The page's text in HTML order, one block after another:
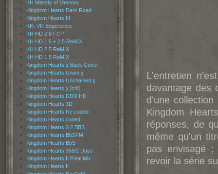
KH Melody of Memory
Kingdom Hearts Dark Road
Kingdom Hearts III
KH: VR Experience
KH HD 2.8 FCP
KH HD 1.5 + 2.5 ReMIX
KH HD 2.5 ReMIX
KH HD 1.5 ReMIX
Kingdom Hearts χ Back Cover
Kingdom Hearts Union χ
Kingdom Hearts Unchained χ
Kingdom Hearts χ [chi]
Kingdom Hearts DDD HD
Kingdom Hearts 3D
Kingdom Hearts Re:coded
Kingdom Hearts coded
Kingdom Hearts 0.2 BBS
Kingdom Hearts BbSFM
Kingdom Hearts BbS
Kingdom Hearts 358/2 Days
Kingdom Hearts II Final Mix
Kingdom Hearts II
L'entretien
davantage des
d'une
Kingdom
réponses, de
même qu'un
pas envisagé
revoir la série